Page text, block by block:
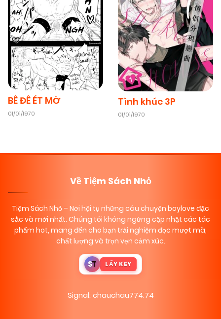
BÊ ĐÊ ÉT MỜ
01/01/1970
Tình khúc 3P
01/01/1970
Về Tiệm Sách Nhỏ
Tiệm Sách Nhỏ – Nơi hội tụ những câu chuyện boylove đặc
sắc và mới nhất. Chúng tôi không ngừng cập nhật các tác
phẩm hot, mang đến cho bạn trải nghiệm đọc mượt mà,
chất lượng và trọn vẹn cảm xúc.
ST LẤY KEY
Signal: chauchau774.74